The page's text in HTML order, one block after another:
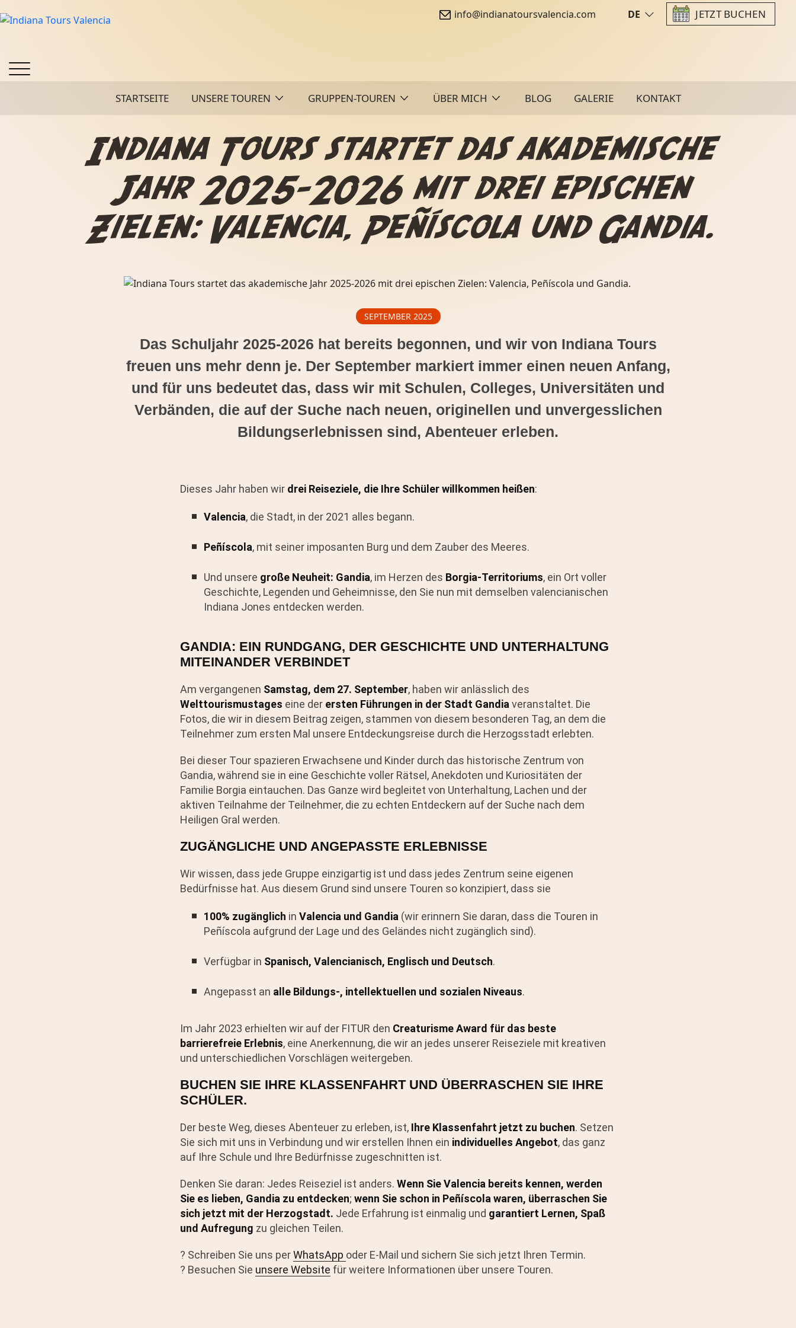
info@indianatoursvalencia.com DE JETZT BUCHEN
STARTSEITE UNSERE TOUREN GRUPPEN-TOUREN ÜBER MICH BLOG GALERIE KONTAKT
Indiana Tours startet das akademische
Jahr 2025-2026 mit drei epischen
Zielen: Valencia, Peñíscola und Gandia.
SEPTEMBER 2025
Das Schuljahr 2025-2026 hat bereits begonnen, und wir von Indiana Tours
freuen uns mehr denn je. Der September markiert immer einen neuen Anfang,
und für uns bedeutet das, dass wir mit Schulen, Colleges, Universitäten und
Verbänden, die auf der Suche nach neuen, originellen und unvergesslichen
Bildungserlebnissen sind, Abenteuer erleben.
Dieses Jahr haben wir drei Reiseziele, die Ihre Schüler willkommen heißen:
Valencia, die Stadt, in der 2021 alles begann.
Peñíscola, mit seiner imposanten Burg und dem Zauber des Meeres.
Und unsere große Neuheit: Gandia, im Herzen des Borgia-Territoriums, ein Ort voller
Geschichte, Legenden und Geheimnisse, den Sie nun mit demselben valencianischen
Indiana Jones entdecken werden.
GANDIA: EIN RUNDGANG, DER GESCHICHTE UND UNTERHALTUNG
MITEINANDER VERBINDET
Am vergangenen Samstag, dem 27. September, haben wir anlässlich des
Welttourismustages eine der ersten Führungen in der Stadt Gandia veranstaltet. Die
Fotos, die wir in diesem Beitrag zeigen, stammen von diesem besonderen Tag, an dem die
Teilnehmer zum ersten Mal unsere Entdeckungsreise durch die Herzogsstadt erlebten.
Bei dieser Tour spazieren Erwachsene und Kinder durch das historische Zentrum von
Gandia, während sie in eine Geschichte voller Rätsel, Anekdoten und Kuriositäten der
Familie Borgia eintauchen. Das Ganze wird begleitet von Unterhaltung, Lachen und der
aktiven Teilnahme der Teilnehmer, die zu echten Entdeckern auf der Suche nach dem
Heiligen Gral werden.
ZUGÄNGLICHE UND ANGEPASSTE ERLEBNISSE
Wir wissen, dass jede Gruppe einzigartig ist und dass jedes Zentrum seine eigenen
Bedürfnisse hat. Aus diesem Grund sind unsere Touren so konzipiert, dass sie
100% zugänglich in Valencia und Gandia (wir erinnern Sie daran, dass die Touren in
Peñíscola aufgrund der Lage und des Geländes nicht zugänglich sind).
Verfügbar in Spanisch, Valencianisch, Englisch und Deutsch.
Angepasst an alle Bildungs-, intellektuellen und sozialen Niveaus.
Im Jahr 2023 erhielten wir auf der FITUR den Creaturisme Award für das beste
barrierefreie Erlebnis, eine Anerkennung, die wir an jedes unserer Reiseziele mit kreativen
und unterschiedlichen Vorschlägen weitergeben.
BUCHEN SIE IHRE KLASSENFAHRT UND ÜBERRASCHEN SIE IHRE
SCHÜLER.
Der beste Weg, dieses Abenteuer zu erleben, ist, Ihre Klassenfahrt jetzt zu buchen. Setzen
Sie sich mit uns in Verbindung und wir erstellen Ihnen ein individuelles Angebot, das ganz
auf Ihre Schule und Ihre Bedürfnisse zugeschnitten ist.
Denken Sie daran: Jedes Reiseziel ist anders. Wenn Sie Valencia bereits kennen, werden
Sie es lieben, Gandia zu entdecken; wenn Sie schon in Peñíscola waren, überraschen Sie
sich jetzt mit der Herzogstadt. Jede Erfahrung ist einmalig und garantiert Lernen, Spaß
und Aufregung zu gleichen Teilen.
? Schreiben Sie uns perWhatsApp oder E-Mail und sichern Sie sich jetzt Ihren Termin.
? Besuchen Sie unsere Website für weitere Informationen über unsere Touren.